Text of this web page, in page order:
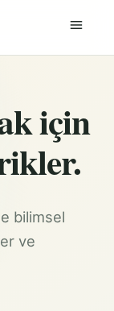
için
bilimsel
ve